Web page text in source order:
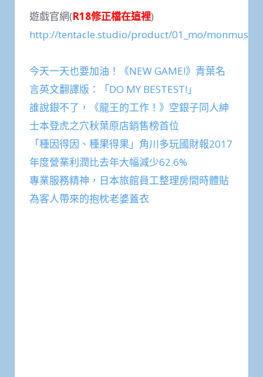
遊戲官網(R18修正檔在這裡)
http://tentacle.studio/product/01_mo/
今天一天也要加油！《NEW GAME!》青葉名
言英文翻譯版：「DO MY BESTEST!」
誰說銀不了，《龍王的工作！》空銀子同人紳
士本登虎之穴秋葉原店銷售榜首位
「種因得因、種果得果」角川多玩國財報2017
年度營業利潤比去年大幅減少62.6%
專業服務精神，日本旅館員工整理房間時體貼
為客人帶來的抱枕老婆蓋衣